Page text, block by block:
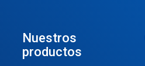
Nuestros
productos